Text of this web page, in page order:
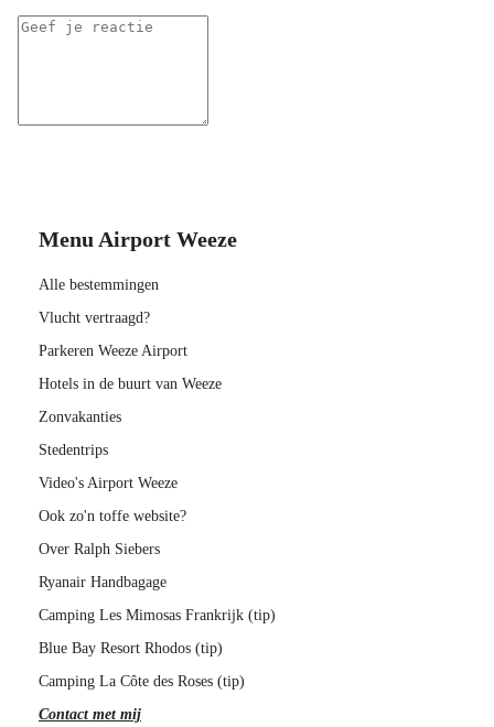
Menu Airport Weeze
Alle bestemmingen
Vlucht vertraagd?
Parkeren Weeze Airport
Hotels in de buurt van Weeze
Zonvakanties
Stedentrips
Video's Airport Weeze
Ook zo'n toffe website?
Over Ralph Siebers
Ryanair Handbagage
Camping Les Mimosas Frankrijk (tip)
Blue Bay Resort Rhodos (tip)
Camping La Côte des Roses (tip)
Contact met mij